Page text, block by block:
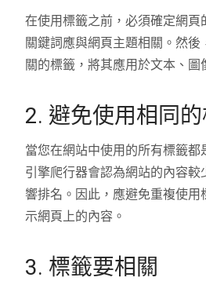
在使用標籤之前，必須確定網頁
關鍵詞應與網頁主題相關。然後
關的標籤，將其應用於文本、圖
2. 避免使用相同
當您在網站中使用的所有標籤都
引擎爬行器會認為網站的內容較
響排名。因此，應避免重複使用
示網頁上的內容。
3. 標籤要相關